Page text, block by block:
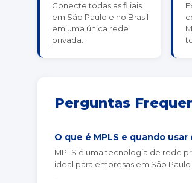
Conecte todas as filiais
em São Paulo e no Brasil
em uma única rede
privada.
Perguntas
O que é MPLS e quando usar
MPLS é uma tecnologia de rede
ideal para empresas em São